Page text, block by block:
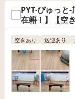
PYT-ぴゅっと
在籍！】【空
空きあり 送迎あり